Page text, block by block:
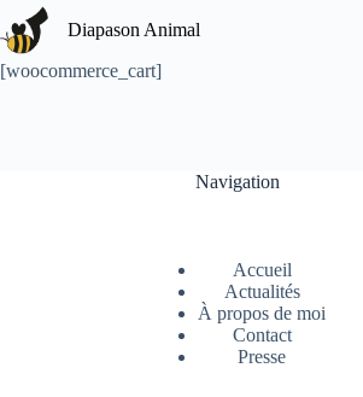
Passer
au
contenu
Diapason Animal
[woocommerce_cart]
Navigation
Accueil
Actualités
À propos de moi
Contact
Presse